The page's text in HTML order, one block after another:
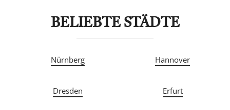
BELIEBTE STÄDTE
Nürnberg Hannover
Dresden Erfurt